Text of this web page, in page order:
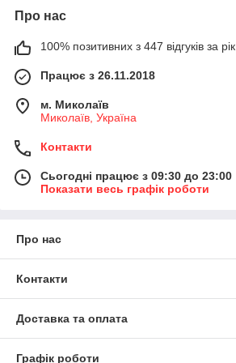
Про нас
100% позитивних з 447 відгуків за рік
Працює з 26.11.2018
м. Миколаїв
Миколаїв, Україна
Контакти
Сьогодні працює з 09:30 до 23:00
Показати весь графік роботи
Про нас
Контакти
Доставка та оплата
Графік роботи